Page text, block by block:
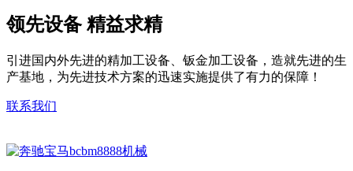
领先设备 精益求精
引进国内外先进的精加工设备、钣金加工设备，造就先进的生
产基地，为先进技术方案的迅速实施提供了有力的保障！
联系我们